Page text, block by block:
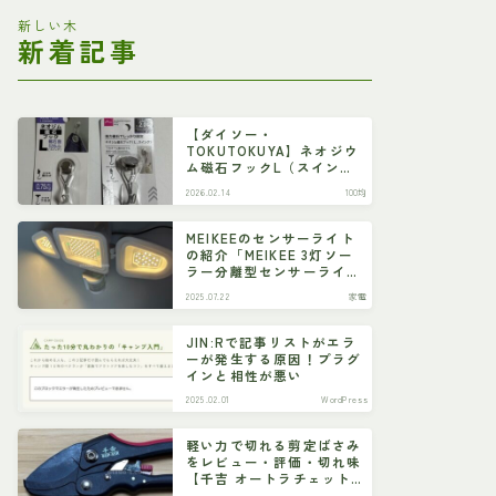
新しい木
新着記事
【ダイソー・
TOKUTOKUYA】ネオジウ
ム磁石フックL（スイン
2026.02.14 100均
MEIKEEのセンサーライト
の紹介「MEIKEE 3灯ソー
ラー分離型センサーライ
2025.07.22 家電
JIN:Rで記事リストがエラ
ーが発生する原因！プラグ
インと相性が悪い
2025.02.01 WordPress
軽い力で切れる剪定ばさみ
をレビュー・評価・切れ味
【千吉 オートラチェット